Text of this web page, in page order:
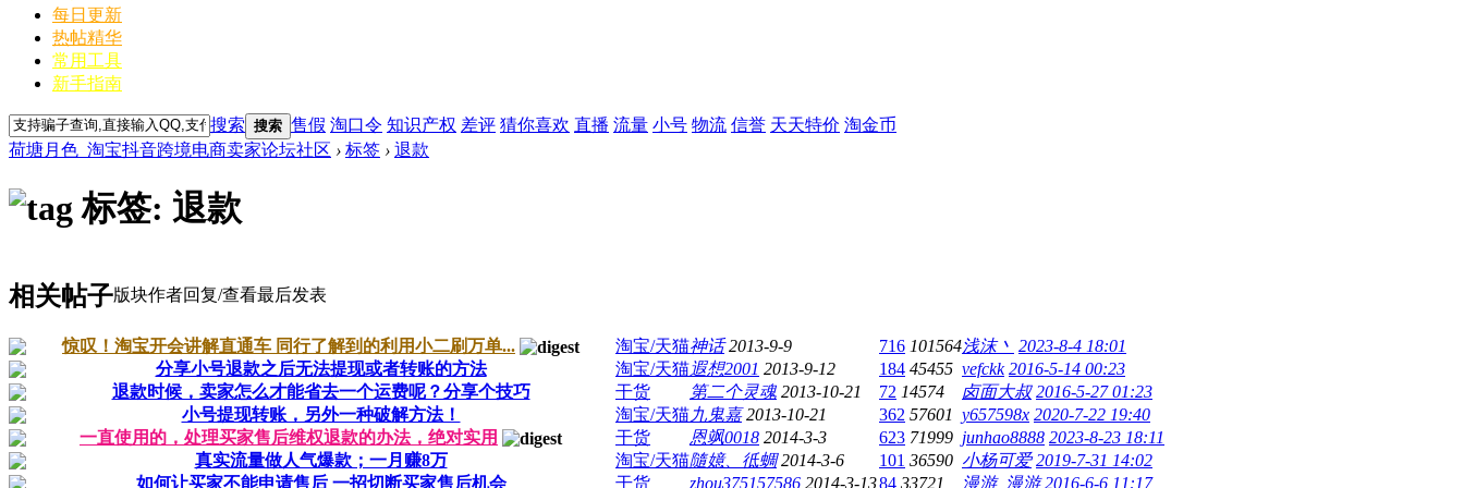
每日更新
热帖精华
常用工具
新手指南
搜索 搜索 售假 淘口令 知识产权 差评 猜你喜欢 直播 流量 小号 物流 信誉 天天特价 淘金币
荷塘月色_淘宝抖音跨境电商卖家论坛社区 › 标签 › 退款
标签: 退款
相关帖子版块作者回复/查看最后发表
惊叹！淘宝开会讲解直通车 同行了解到的利用小二刷万单... 淘宝/天猫神话 2013-9-9 716 101564浅沫丶 2023-8-4 18:01
分享小号退款之后无法提现或者转账的方法
淘宝/天猫遐想2001 2013-9-12 184 45455 vefckk 2016-5-14 00:23
退款时候，卖家怎么才能省去一个运费呢？分享个技巧
干货 第二个灵魂 2013-10-21 72 14574 卤面大叔 2016-5-27 01:23
小号提现转账，另外一种破解方法！
淘宝/天猫九鬼嘉 2013-10-21 362 57601 y657598x 2020-7-22 19:40
一直使用的，处理买家售后维权退款的办法，绝对实用
干货 恩飒0018 2014-3-3 623 71999 junhao8888 2023-8-23 18:11
真实流量做人气爆款；一月赚8万
淘宝/天猫隨嬑、彽蜩 2014-3-6 101 36590 小杨可爱 2019-7-31 14:02
如何让买家不能申请售后 一招切断买家售后机会
干货 zhou375157586 2014-3-1384 33721 漫游_漫游 2016-6-6 11:17